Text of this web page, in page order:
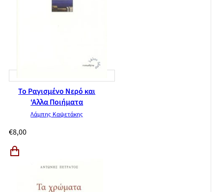
Το Ραγισμένο Νερό και
‘Αλλα Ποιήματα
Λάμπης Καψετάκης
€8,00